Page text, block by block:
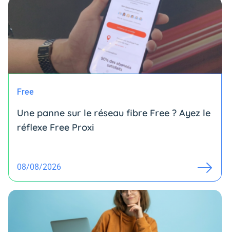
Free
Une panne sur le réseau fibre Free ? Ayez le
réflexe Free Proxi
08/08/2026